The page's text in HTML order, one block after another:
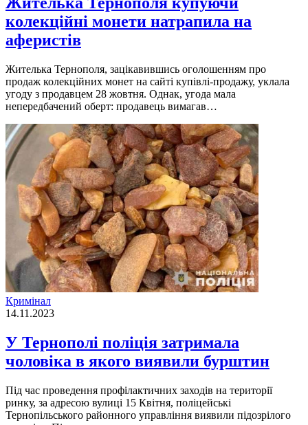
колекційні монети натрапила на
аферистів
Жителька Тернополя, зацікавившись оголошенням про
продаж колекційних монет на сайті купівлі-продажу, уклала
угоду з продавцем 28 жовтня. Однак, угода мала
непередбачений оберт: продавець вимагав…
Кримінал
14.11.2023
У Тернополі поліція затримала
чоловіка в якого виявили бурштин
Під час проведення профілактичних заходів на території
ринку, за адресою вулиці 15 Квітня, поліцейські
Тернопільського районного управління виявили підозрілого